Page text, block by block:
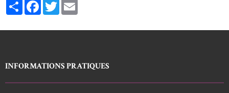
PartagerFacebookTwitter
INFORMATIONS PRATIQUES